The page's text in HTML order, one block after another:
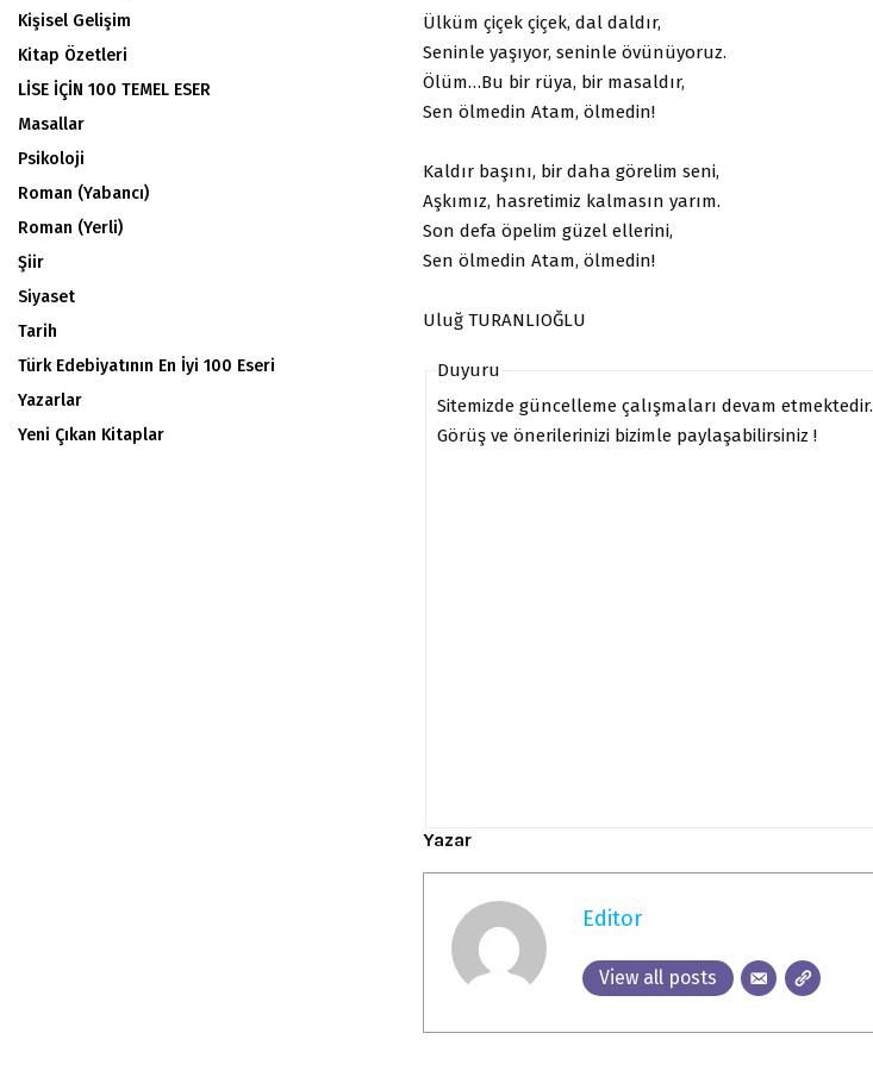
Ülküm çiçek çiçek, dal daldır,
Seninle yaşıyor, seninle övünüyoruz.
Ölüm…Bu bir rüya, bir masaldır,
Sen ölmedin Atam, ölmedin!
Kaldır başını, bir daha görelim seni,
Aşkımız, hasretimiz kalmasın yarım.
Son defa öpelim güzel ellerini,
Sen ölmedin Atam, ölmedin!
Uluğ TURANLIOĞLU
Duyuru
Sitemizde güncelleme çalışmaları devam etmektedir.
Görüş ve önerilerinizi bizimle paylaşabilirsiniz !
Yazar
Editor
View all posts
Kişisel Gelişim
Kitap Özetleri
LİSE İÇİN 100 TEMEL ESER
Masallar
Psikoloji
Roman (Yabancı)
Roman (Yerli)
Şiir
Siyaset
Tarih
Türk Edebiyatının En İyi 100 Eseri
Yazarlar
Yeni Çıkan Kitaplar